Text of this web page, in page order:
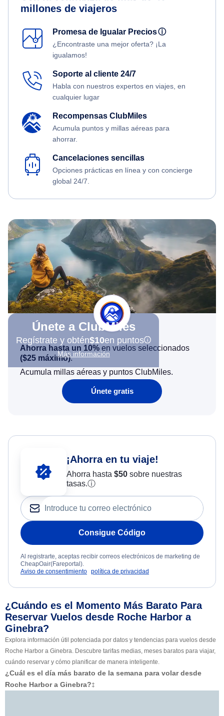
millones de viajeros
Promesa de Igualar Preciosⓘ
¿Encontraste una mejor oferta? ¡La
igualamos!
Soporte al cliente 24/7
Habla con nuestros expertos en viajes, en
cualquier lugar
Recompensas ClubMiles
Acumula puntos y millas aéreas para
ahorrar.
Cancelaciones sencillas
Opciones prácticas en línea y con concierge
global 24/7.
Únete a ClubMiles
Regístrate y obtén$10en puntos
Más información
Ahorra hasta un 10% en vuelos seleccionados
($25 máximo).
Acumula millas aéreas y puntos ClubMiles.
Únete gratis
¡Ahorra en tu viaje!
Ahorra hasta $50sobre nuestras
tasas.ⓘ
Consigue Código
Al registrarte, aceptas recibir correos electrónicos de marketing de
CheapOair(Fareportal).
Aviso de consentimiento política de privacidad
¿Cuándo es el Momento Más Barato Para
Reservar Vuelos desde Roche Harbor a
Ginebra?
Explora información útil potenciada por datos y tendencias para vuelos desde
Roche Harbor a Ginebra. Descubre tarifas medias, meses baratos para viajar,
cuándo reservar y cómo planificar de manera inteligente.
¿Cuál es el día más barato de la semana para volar desde
Roche Harbor a Ginebra?‡